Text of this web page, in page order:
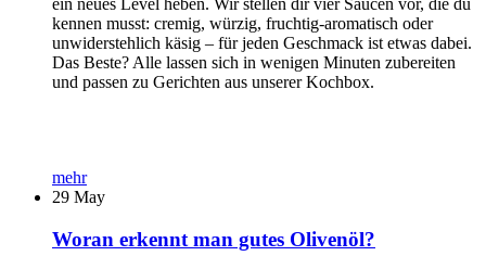
ein neues Level heben. Wir stellen dir vier Saucen vor, die du
kennen musst: cremig, würzig, fruchtig-aromatisch oder
unwiderstehlich käsig – für jeden Geschmack ist etwas dabei.
Das Beste? Alle lassen sich in wenigen Minuten zubereiten
und passen zu Gerichten aus unserer Kochbox.
mehr
29 May
Woran erkennt man gutes Olivenöl?